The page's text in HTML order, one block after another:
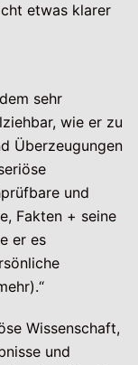
etwas klarer
sehr
wie er zu
Überzeugungen
und
Fakten + seine
er es
Wissenschaft,
und